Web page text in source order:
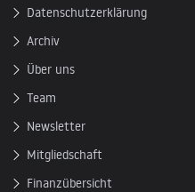
Datenschutzerklärung
Archiv
Über uns
Team
Newsletter
Mitgliedschaft
Finanzübersicht